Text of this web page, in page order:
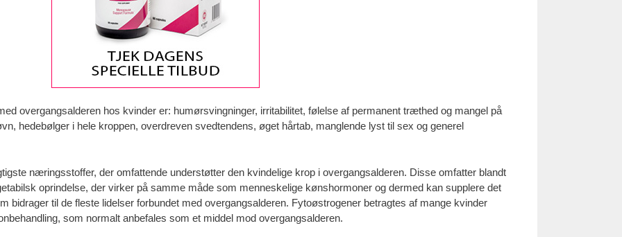
overgangsalderen hos kvinder er: humørsvingninger, irritabilitet, følelse af permanent træthed og mangel på
hedebølger i hele kroppen, overdreven svedtendens, øget hårtab, manglende lyst til sex og generel
næringsstoffer, der omfattende understøtter den kvindelige krop i overgangsalderen. Disse omfatter blandt
oprindelse, der virker på samme måde som menneskelige kønshormoner og dermed kan supplere det
bidrager til de fleste lidelser forbundet med overgangsalderen. Fytoøstrogener betragtes af mange kvinder
som normalt anbefales som et middel mod overgangsalderen.